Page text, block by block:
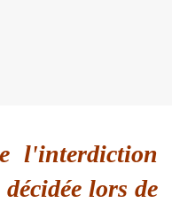
l'interdiction
lors de